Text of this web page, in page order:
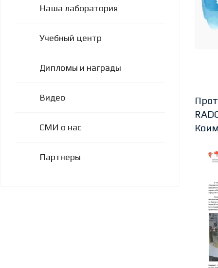
Наша лаборатория
Учебный центр
Дипломы и награды
Видео
СМИ о нас
Партнеры